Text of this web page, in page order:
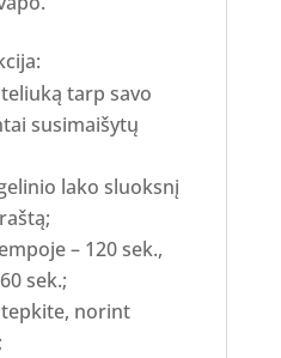
tarp savo
susimaišytų
lako sluoksnį
– 120 sek.,
sek.;
norint